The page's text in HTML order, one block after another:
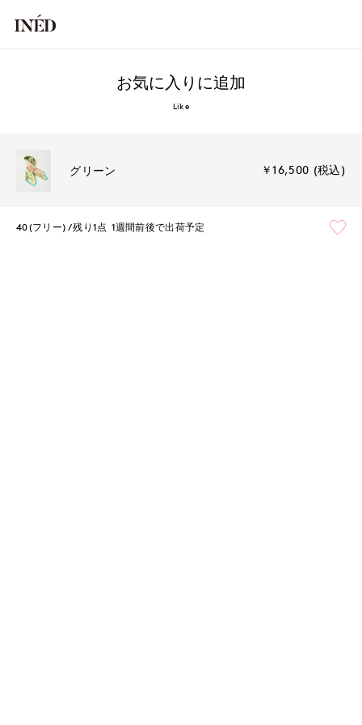
お気に入りに追加
Like
グリーン ￥16,500 (税込)
40(フリー) 残り1点 1週間前後で出荷予定